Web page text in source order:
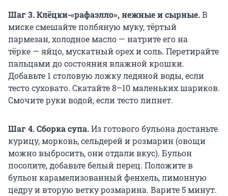
Шаг 3. Клёцки-«рафаэлло», нежные и сырные.В
миске смешайте полбяную муку, тёртый
пармезан, холодное масло — натрите его на
тёрке — яйцо, мускатный орех и соль. Перетирайте
пальцами до состояния влажной крошки.
Добавьте 1 столовую ложку ледяной воды, если
тесто суховато. Скатайте 8–10 маленьких шариков.
Смочите руки водой, если тесто липнет.
Шаг 4. Сборка супа.Из готового бульона достаньте
курицу, морковь, сельдерей и розмарин (овощи
можно выбросить, они отдали вкус). Бульон
посолите, добавьте белый перец. Положите в
бульон карамелизованный фенхель, лимонную
цедру и вторую ветку розмарина. Варите 5 минут.